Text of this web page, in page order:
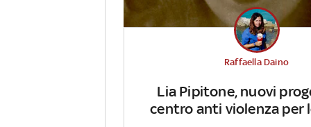
Lia Pipitone, nuovi
centro anti violenza per
Raffaella Daino